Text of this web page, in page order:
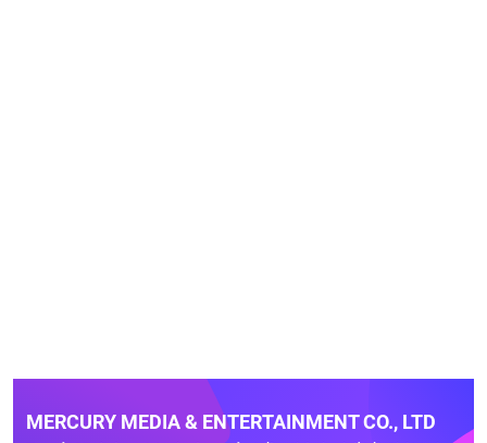
MERCURY MEDIA & ENTERTAINMENT CO., LTD